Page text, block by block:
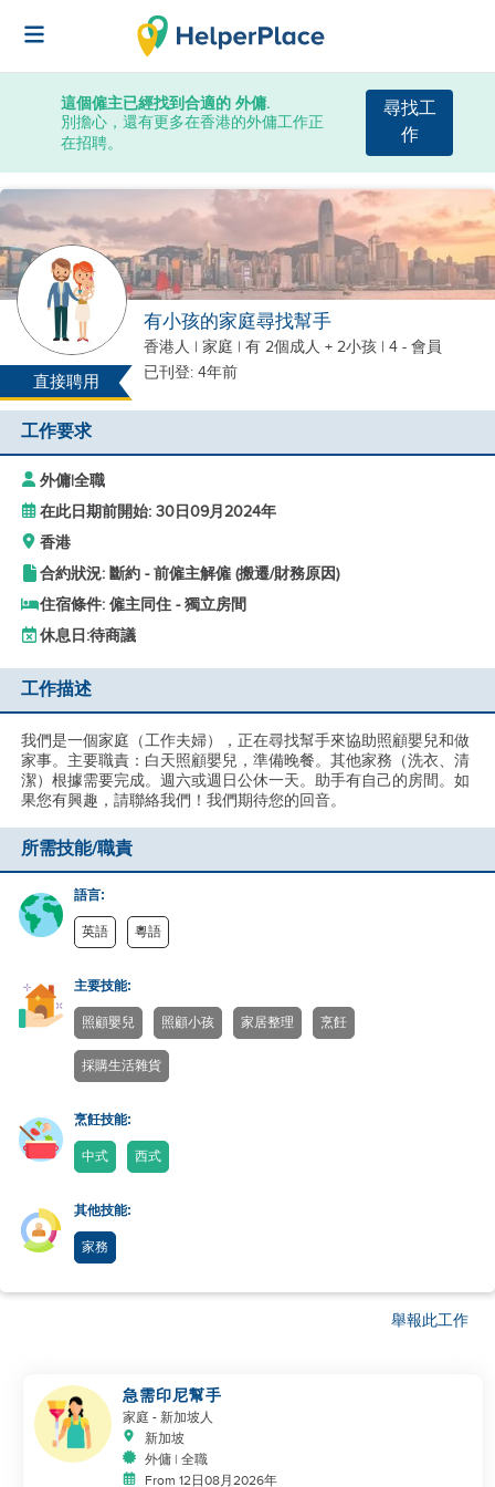
這個僱主已經找到合適的 外傭.
別擔心，還有更多在香港的外傭工作正
在招聘。
尋找工
作
直接聘用
有小孩的家庭尋找幫手
香港人 | 家庭 | 有 2個成人 + 2小孩 | 4 - 會員
已刊登: 4年前
工作要求
外傭|全職
在此日期前開始: 30日09月2024年
香港
合約狀況: 斷約 - 前僱主解僱 (搬遷/財務原因)
住宿條件: 僱主同住 - 獨立房間
休息日:待商議
工作描述
我們是一個家庭（工作夫婦），正在尋找幫手來協助照顧嬰兒和做
家事。主要職責：白天照顧嬰兒，準備晚餐。其他家務（洗衣、清
潔）根據需要完成。週六或週日公休一天。助手有自己的房間。如
果您有興趣，請聯絡我們！我們期待您的回音。
所需技能/職責
語言:
英語 粵語
主要技能:
照顧嬰兒 照顧小孩 家居整理 烹飪
採購生活雜貨
烹飪技能:
中式 西式
其他技能:
家務
舉報此工作
急需印尼幫手
家庭 - 新加坡人
新加坡
外傭 | 全職
From 12日08月2026年